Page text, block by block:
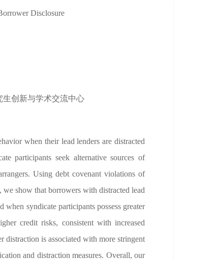
Disclosure
创新与学术交流中心
when their lead lenders are distracted
participants seek alternative sources of
Using debt covenant violations of
we show that borrowers with distracted lead
syndicate participants possess greater
credit risks, consistent with increased
is associated with more stringent
and distraction measures. Overall, our